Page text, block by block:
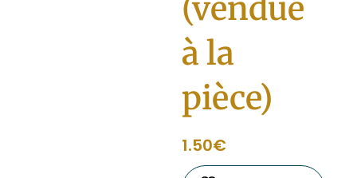
(vendue
à la
pièce)
1.50€